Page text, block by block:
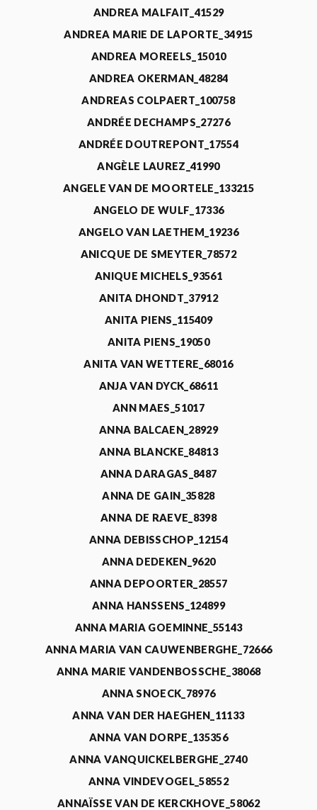
ANDREA MALFAIT_41529
ANDREA MARIE DE LAPORTE_34915
ANDREA MOREELS_15010
ANDREA OKERMAN_48284
ANDREAS COLPAERT_100758
ANDRÉE DECHAMPS_27276
ANDRÉE DOUTREPONT_17554
ANGÈLE LAUREZ_41990
ANGELE VAN DE MOORTELE_133215
ANGELO DE WULF_17336
ANGELO VAN LAETHEM_19236
ANICQUE DE SMEYTER_78572
ANIQUE MICHELS_93561
ANITA DHONDT_37912
ANITA PIENS_115409
ANITA PIENS_19050
ANITA VAN WETTERE_68016
ANJA VAN DYCK_68611
ANN MAES_51017
ANNA BALCAEN_28929
ANNA BLANCKE_84813
ANNA DARAGAS_8487
ANNA DE GAIN_35828
ANNA DE RAEVE_8398
ANNA DEBISSCHOP_12154
ANNA DEDEKEN_9620
ANNA DEPOORTER_28557
ANNA HANSSENS_124899
ANNA MARIA GOEMINNE_55143
ANNA MARIA VAN CAUWENBERGHE_72666
ANNA MARIE VANDENBOSSCHE_38068
ANNA SNOECK_78976
ANNA VAN DER HAEGHEN_11133
ANNA VAN DORPE_135356
ANNA VANQUICKELBERGHE_2740
ANNA VINDEVOGEL_58552
ANNAÏSSE VAN DE KERCKHOVE_58062